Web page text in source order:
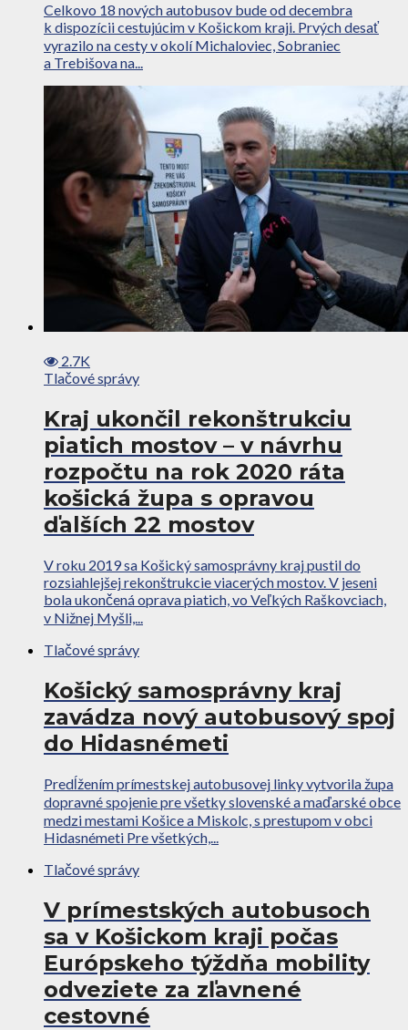
Celkovo 18 nových autobusov bude od decembra
k dispozícii cestujúcim v Košickom kraji. Prvých desať
vyrazilo na cesty v okolí Michaloviec, Sobraniec
a Trebišova na...
2.7K
Tlačové správy
Kraj ukončil rekonštrukciu
piatich mostov – v návrhu
rozpočtu na rok 2020 ráta
košická župa s opravou
ďalších 22 mostov
V roku 2019 sa Košický samosprávny kraj pustil do
rozsiahlejšej rekonštrukcie viacerých mostov. V jeseni
bola ukončená oprava piatich, vo Veľkých Raškovciach,
v Nižnej Myšli,...
Tlačové správy
Košický samosprávny kraj
zavádza nový autobusový spoj
do Hidasnémeti
Predĺžením prímestskej autobusovej linky vytvorila župa
dopravné spojenie pre všetky slovenské a maďarské obce
medzi mestami Košice a Miskolc, s prestupom v obci
Hidasnémeti Pre všetkých,...
Tlačové správy
V prímestských autobusoch
sa v Košickom kraji počas
Európskeho týždňa mobility
odveziete za zľavnené
cestovné